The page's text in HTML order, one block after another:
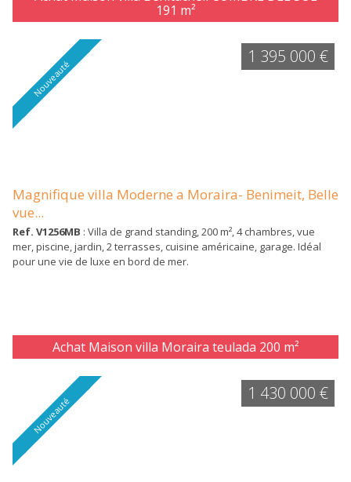
191 m²
Nouveauté
Magnifique villa Moderne a Moraira- Benimeit, Belle
vue...
Ref. V1256MB : Villa de grand standing, 200 m², 4 chambres, vue
mer, piscine, jardin, 2 terrasses, cuisine américaine, garage. Idéal
pour une vie de luxe en bord de mer.
Achat Maison villa Moraira teulada 200 m²
1 395 000 €
Nouveauté
1 430 000 €